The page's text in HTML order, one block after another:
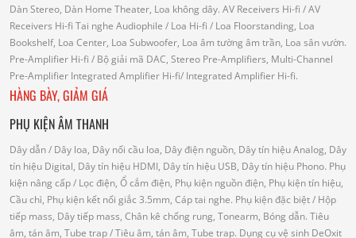
Dàn Stereo, Dàn Home Theater, Loa không dây. AV Receivers Hi-fi / AV
Receivers Hi-fi Tai nghe Audiophile / Loa Hi-fi / Loa Floorstanding, Loa
Bookshelf, Loa Center, Loa Subwoofer, Loa âm tường âm trần, Loa sân vườn.
Pre-Amplifier Hi-fi / Bộ giải mã DAC, Stereo Pre-Amplifiers, Multi-Channel
Pre-Amplifier Integrated Amplifier Hi-fi/ Integrated Amplifier Hi-fi.
HÀNG BÀY, GIẢM GIÁ
PHỤ KIỆN ÂM THANH
Dây dẫn/ Dây loa, Dây nối cầu loa, Dây điện nguồn, Dây tín hiệu Analog, Dây
tín hiệu Digital, Dây tín hiệu HDMI, Dây tín hiệu USB, Dây tín hiệu Phono. Phụ
kiện nâng cấp/ Lọc điện, Ổ cắm điện, Phụ kiện nguồn điện, Phụ kiện tín hiệu,
Cầu chì, Phụ kiện kết nối giắc 3.5mm, Cáp tai nghe. Phụ kiện đặc biệt/ Hộp
tiếp mass, Dây tiếp mass, Chân kê chống rung, Tonearm, Bóng dẫn. Tiêu
âm, tán âm, Tube trap/ Tiêu âm, tán âm, Tube trap. Dụng cụ vệ sinh DeOxit